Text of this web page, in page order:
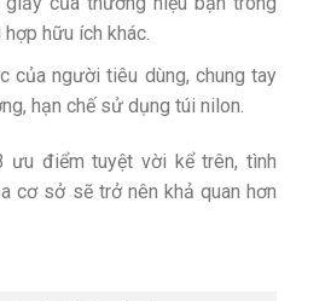
hữu ích khác.
của người tiêu dùng, chung tay
hạn chế sử dụng túi nilon.
ưu điểm tuyệt vời kể trên, tình
cơ sở sẽ trở nên khả quan hơn